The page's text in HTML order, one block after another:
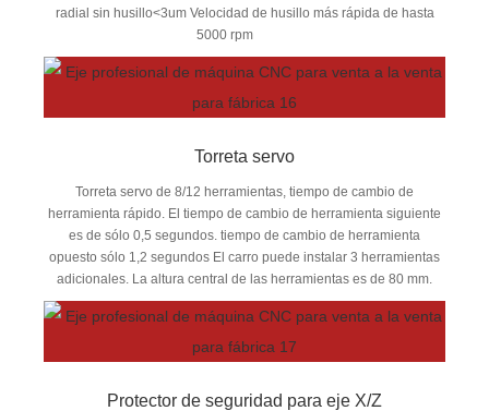
radial sin husillo<3um Velocidad de husillo más rápida de hasta
5000 rpm
Torreta servo
Torreta servo de 8/12 herramientas, tiempo de cambio de
herramienta rápido. El tiempo de cambio de herramienta siguiente
es de sólo 0,5 segundos. tiempo de cambio de herramienta
opuesto sólo 1,2 segundos El carro puede instalar 3 herramientas
adicionales. La altura central de las herramientas es de 80 mm.
Protector de seguridad para eje X/Z